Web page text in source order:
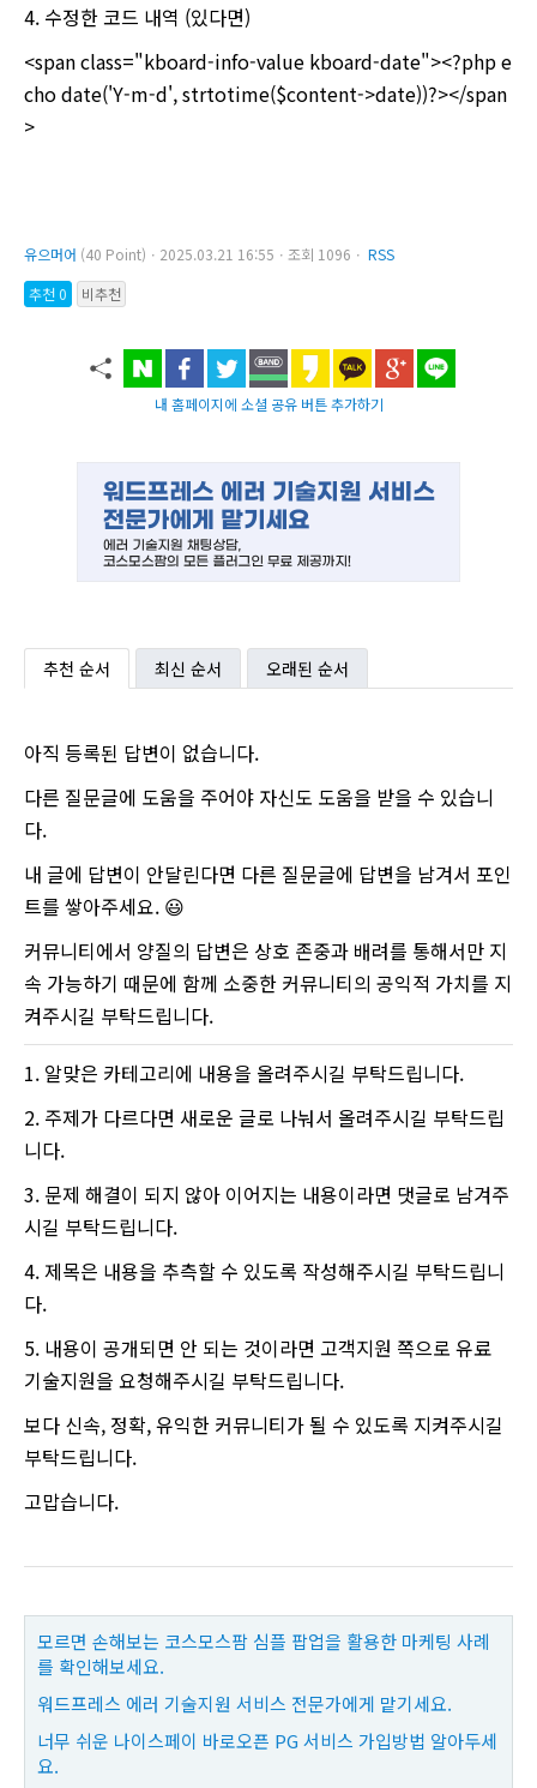
4. 수정한 코드 내역 (있다면)
<span class="kboard-info-value kboard-date"><?php e
cho date('Y-m-d', strtotime($content->date))?></span
>
유으머어 (40 Point)ㆍ2025.03.21 16:55ㆍ조회 1096ㆍ RSS
추천 0
비추천
내 홈페이지에 소셜 공유 버튼 추가하기
추천 순서 최신 순서 오래된 순서
아직 등록된 답변이 없습니다.
다른 질문글에 도움을 주어야 자신도 도움을 받을 수 있습니
다.
내 글에 답변이 안달린다면 다른 질문글에 답변을 남겨서 포인
트를 쌓아주세요. 😃
커뮤니티에서 양질의 답변은 상호 존중과 배려를 통해서만 지
속 가능하기 때문에 함께 소중한 커뮤니티의 공익적 가치를 지
켜주시길 부탁드립니다.
1. 알맞은 카테고리에 내용을 올려주시길 부탁드립니다.
2. 주제가 다르다면 새로운 글로 나눠서 올려주시길 부탁드립
니다.
3. 문제 해결이 되지 않아 이어지는 내용이라면 댓글로 남겨주
시길 부탁드립니다.
4. 제목은 내용을 추측할 수 있도록 작성해주시길 부탁드립니
다.
5. 내용이 공개되면 안 되는 것이라면 고객지원 쪽으로 유료
기술지원을 요청해주시길 부탁드립니다.
보다 신속, 정확, 유익한 커뮤니티가 될 수 있도록 지켜주시길
부탁드립니다.
고맙습니다.
모르면 손해보는 코스모스팜 심플 팝업을 활용한 마케팅 사례
를 확인해보세요.
워드프레스 에러 기술지원 서비스 전문가에게 맡기세요.
너무 쉬운 나이스페이 바로오픈 PG 서비스 가입방법 알아두세
요.